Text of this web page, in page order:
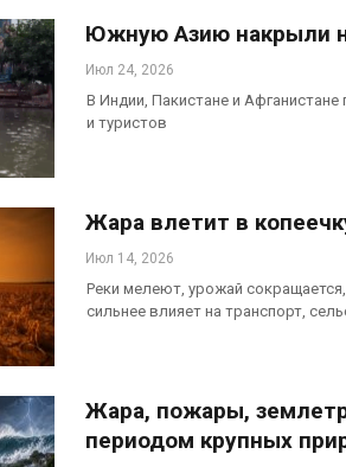
Южную Азию накрыли
Июл 24, 2026
В Индии, Пакистане и
и туристов
Жара влетит в
Июл 14, 2026
Реки мелеют, урожай
сильнее влияет на транспорт,
Жара, пожары,
периодом крупных
В
Авг 6, 2026
В